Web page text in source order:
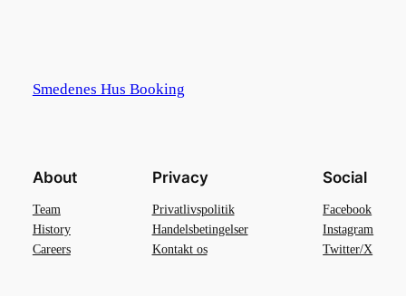
Smedenes Hus Booking
About
Team
History
Careers
Privacy
Privatlivspolitik
Handelsbetingelser
Kontakt os
Social
Facebook
Instagram
Twitter/X